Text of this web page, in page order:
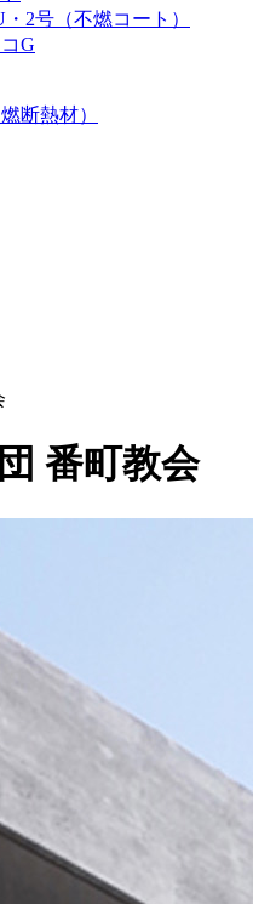
2号（不燃コート）
G
断熱材）
番町教会